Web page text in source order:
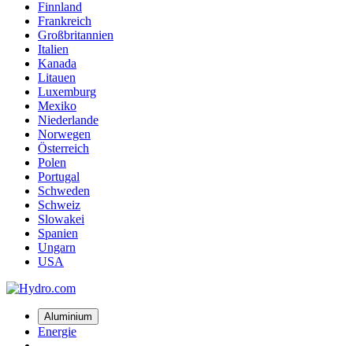
Finnland
Frankreich
Großbritannien
Italien
Kanada
Litauen
Luxemburg
Mexiko
Niederlande
Norwegen
Österreich
Polen
Portugal
Schweden
Schweiz
Slowakei
Spanien
Ungarn
USA
Aluminium
Energie